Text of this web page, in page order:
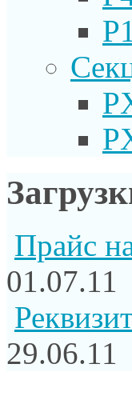
Прайс
01.07.11
29.06.11